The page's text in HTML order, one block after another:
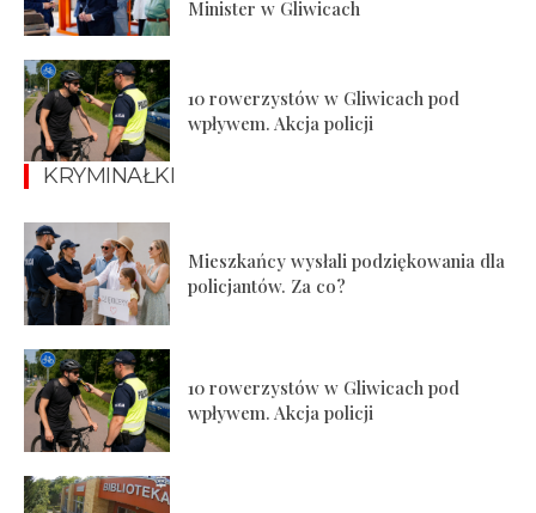
Minister w Gliwicach
10 rowerzystów w Gliwicach pod
wpływem. Akcja policji
KRYMINAŁKI
Mieszkańcy wysłali podziękowania dla
policjantów. Za co?
10 rowerzystów w Gliwicach pod
wpływem. Akcja policji